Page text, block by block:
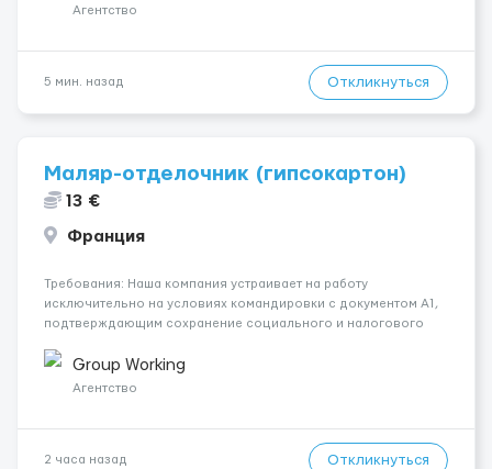
Агентство
5 мин. назад Откликнуться
Маляр-отделочник (гипсокартон)
13 €
Франция
Требования: Наша компания устраивает на работу
исключительно на условиях командировки с документом A1,
подтверждающим сохранение социального и налогового
A1 могут получить граждане стран с упрощенным доступом к
рынку труда ЕС (Укра...
Group Working
Агентство
2 часа назад Откликнуться